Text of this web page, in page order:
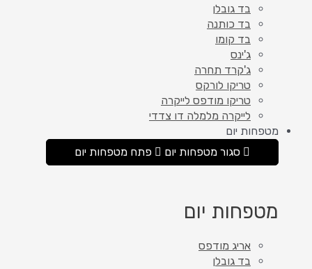
בד גובלן
בד כותנה
בד קומו
ג'ינס
ג'קרד תחרה
טריקו לורקס
טריקו מודפס לייקרה
לייקרה מלמלה דו צדדי
מטפחות יום
סגור מטפחות יום
פתח מטפחות יום
מטפחות יום
אריג מודפס
בד גובלן